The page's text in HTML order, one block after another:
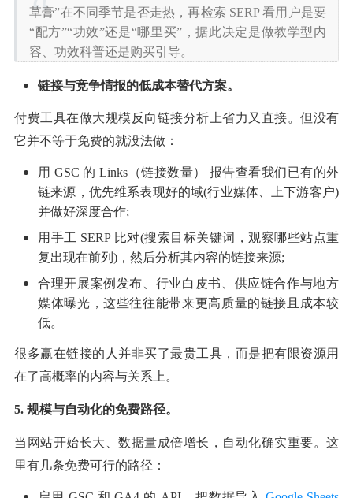
草膏”在不同季节是否走热，再检索 SERP 看用户是要
“配方”“功效”还是“哪里买”，据此决定是做教学型内
容、功效科普还是购买引导。
链接与竞争情报的低成本替代方案。
付费工具在做大规模反向链接分析上省力又直接。但没有
它并不等于免费的就没法做：
用 GSC 的 Links（链接数量） 报告查看我们已有的外
链来源，优先维系表现好的域(行业媒体、上下游客户)
并做好深度合作;
用手工 SERP 比对(搜索目标关键词，观察哪些站点重
复出现在前列)，然后分析其内容的链接来源;
合理开展案例发布、行业白皮书、供应链合作与地方
媒体曝光，这些往往能带来更高质量的链接且成本较
低。
很多赢在链接的人并非买了最贵工具，而是把有限资源用
在了高概率的内容与关系上。
5. 规模与自动化的免费路径。
当网站开始长大、数据量成倍增长，自动化确实重要。这
里有几条免费可行的路径：